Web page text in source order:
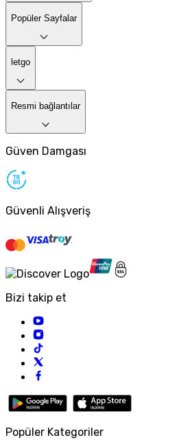
Popüler Sayfalar
letgo
Resmi bağlantılar
Güven Damgası
Güvenli Alışveriş
Bizi takip et
Popüler Kategoriler